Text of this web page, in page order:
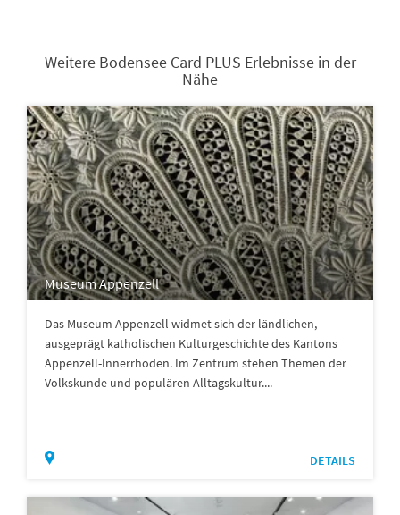
Weitere Bodensee Card PLUS Erlebnisse in der
Nähe
Museum Appenzell
Das Museum Appenzell widmet sich der ländlichen,
ausgeprägt katholischen Kulturgeschichte des Kantons
Appenzell-Innerrhoden. Im Zentrum stehen Themen der
Volkskunde und populären Alltagskultur....
DETAILS